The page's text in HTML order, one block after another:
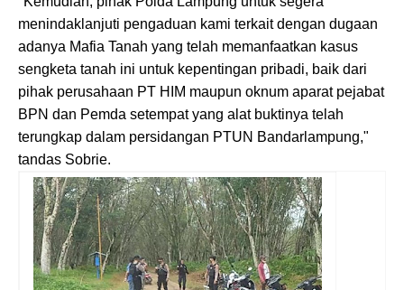
menindaklanjuti pengaduan kami terkait dengan dugaan
adanya Mafia Tanah yang telah memanfaatkan kasus
sengketa tanah ini untuk kepentingan pribadi, baik dari
pihak perusahaan PT HIM maupun oknum aparat pejabat
BPN dan Pemda setempat yang alat buktinya telah
terungkap dalam persidangan PTUN Bandarlampung,"
tandas Sobrie.